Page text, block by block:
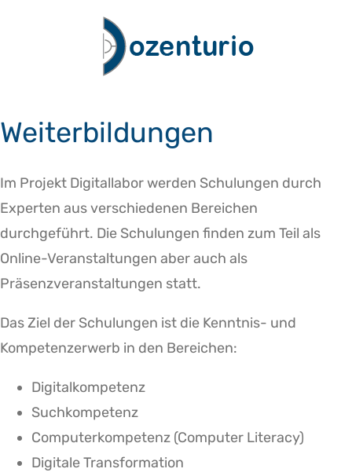
Weiterbildungen
Im Projekt Digitallabor werden Schulungen durch
Experten aus verschiedenen Bereichen
durchgeführt. Die Schulungen finden zum Teil als
Online-Veranstaltungen aber auch als
Präsenzveranstaltungen statt.
Das Ziel der Schulungen ist die Kenntnis- und
Kompetenzerwerb in den Bereichen:
Digitalkompetenz
Suchkompetenz
Computerkompetenz (Computer Literacy)
Digitale Transformation